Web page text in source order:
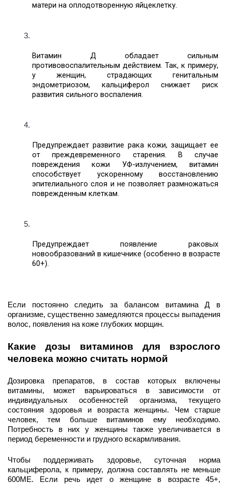
матери на оплодотворенную яйцеклетку.
Витамин Д обладает сильным
противовоспалительным действием. Так, к примеру,
у женщин, страдающих генитальным
эндометриозом, кальциферол снижает риск
развития сильного воспаления.
Предупреждает развитие рака кожи, защищает ее
от преждевременного старения. В случае
повреждения кожи УФ-излучением, витамин
способствует ускоренному восстановлению
эпителиального слоя и не позволяет размножаться
поврежденным клеткам.
Предупреждает появление раковых
новообразований в кишечнике (особенно в возрасте
60+).
Если постоянно следить за балансом витамина Д в
организме, существенно замедляются процессы выпадения
волос, появления на коже глубоких морщин.
Какие дозы витаминов для взрослого
человека можно считать нормой
Дозировка препаратов, в состав которых включены
витамины, может варьироваться в зависимости от
индивидуальных особенностей организма, текущего
состояния здоровья и возраста женщины. Чем старше
человек, тем больше витаминов ему необходимо.
Потребность в них у женщины также увеличивается в
период беременности и грудного вскармливания.
Чтобы поддерживать здоровье, суточная норма
кальциферола, к примеру, должна составлять не меньше
600МЕ. Если речь идет о женщине в возрасте 45+,